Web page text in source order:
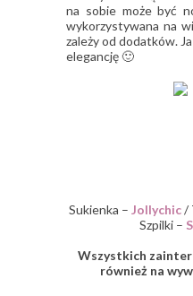
na sobie może być
wykorzystywana na
zależy od dodatków.
elegancję 🙂
Sukienka – Jollychic/
Szpilki –
Wszystkich
również na